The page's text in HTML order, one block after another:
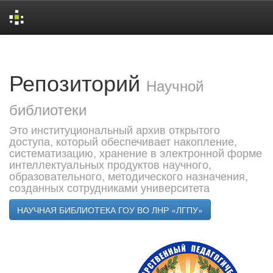
Репозиторий Научной
библиотеки
Это институциональный архив открытого
доступа, который обеспечивает накопление,
систематизацию, хранение в электронной форме
интеллектуальных продуктов научного,
образовательного, методического назначения,
созданных сотрудниками университета
НАУЧНАЯ БИБЛИОТЕКА ГОУ ВО ЛНР «ЛГПУ»